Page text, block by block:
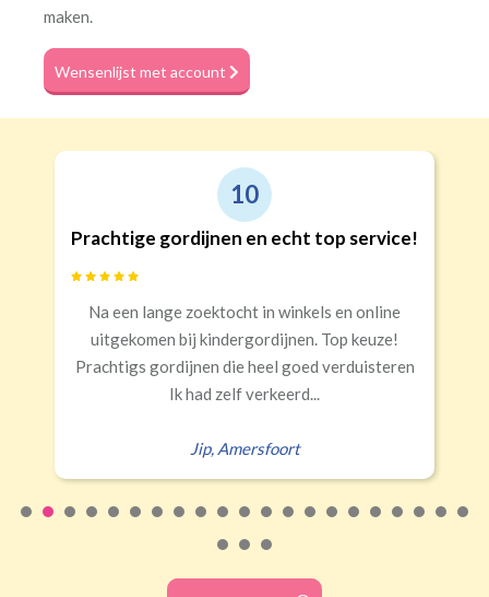
maken.
Wensenlijst met account
10
Prachtige gordijnen en echt top service!
Na een lange zoektocht in winkels en online
uitgekomen bij kindergordijnen. Top keuze!
Prachtigs gordijnen die heel goed verduisteren
Ik had zelf verkeerd...
Jip, Amersfoort